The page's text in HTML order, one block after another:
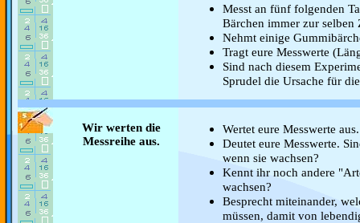
Messt an fünf folgenden
Bärchen immer zur selben
Nehmt einige
Tragt eure Messwerte
Sind nach diesem
Sprudel die Ursache für
Wir werten die
Messreihe aus.
Wertet eure Messwerte aus.
Deutet eure Messwerte.
wenn sie wachsen?
Kennt ihr noch andere
wachsen?
Besprecht miteinander,
müssen, damit von